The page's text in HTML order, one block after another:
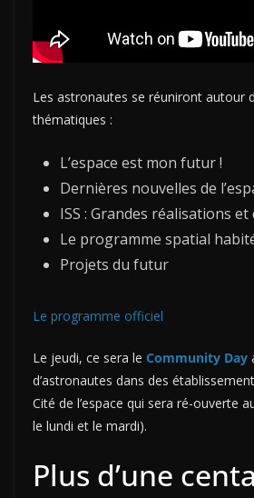
Les astronautes se réuniront autour
thématiques :
L’espace est mon futur !
Dernières nouvelles de
ISS : Grandes réalisations et
Le programme spatial
Projets du futur
Le programme officiel
Le jeudi, ce sera le Community Day
d’astronautes dans des
Cité de l’espace qui sera ré-ouverte
le lundi et le mardi).
Plus d’une